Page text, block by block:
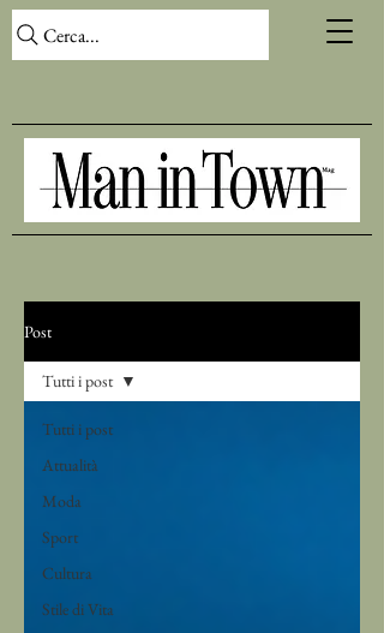
Cerca...
Post
Tutti i post
Attualità
Moda
Sport
Cultura
Stile di Vita
Tutti i post